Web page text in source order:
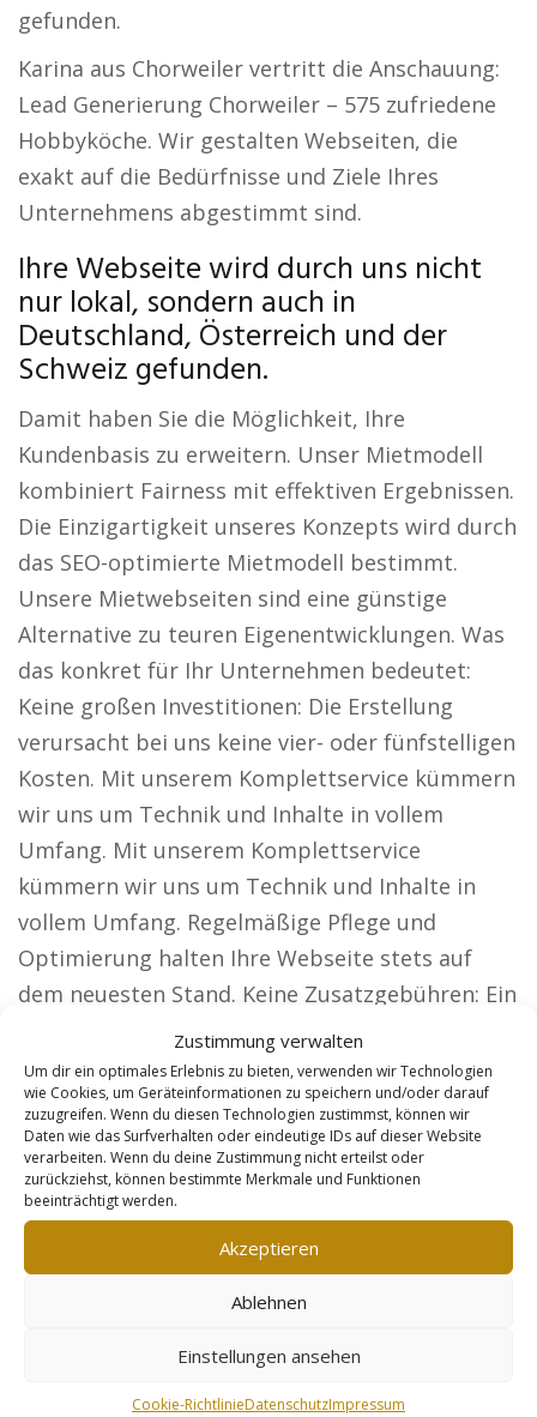
Zustimmung verwalten
Um dir ein optimales Erlebnis zu bieten, verwenden wir Technologien
wie Cookies, um Geräteinformationen zu speichern und/oder darauf
zuzugreifen. Wenn du diesen Technologien zustimmst, können wir
Daten wie das Surfverhalten oder eindeutige IDs auf dieser Website
verarbeiten. Wenn du deine Zustimmung nicht erteilst oder
zurückziehst, können bestimmte Merkmale und Funktionen
beeinträchtigt werden.
Akzeptieren
Ablehnen
Einstellungen ansehen
Cookie-RichtlinieDatenschutzImpressum
gefunden.
Karina aus Chorweiler vertritt die Anschauung:
Lead Generierung Chorweiler – 575 zufriedene
Hobbyköche. Wir gestalten Webseiten, die
exakt auf die Bedürfnisse und Ziele Ihres
Unternehmens abgestimmt sind.
Ihre Webseite wird durch uns nicht
nur lokal, sondern auch in
Deutschland, Österreich und der
Schweiz gefunden.
Damit haben Sie die Möglichkeit, Ihre
Kundenbasis zu erweitern. Unser Mietmodell
kombiniert Fairness mit effektiven Ergebnissen.
Die Einzigartigkeit unseres Konzepts wird durch
das SEO-optimierte Mietmodell bestimmt.
Unsere Mietwebseiten sind eine günstige
Alternative zu teuren Eigenentwicklungen. Was
das konkret für Ihr Unternehmen bedeutet:
Keine großen Investitionen: Die Erstellung
verursacht bei uns keine vier- oder fünfstelligen
Kosten. Mit unserem Komplettservice kümmern
wir uns um Technik und Inhalte in vollem
Umfang. Mit unserem Komplettservice
kümmern wir uns um Technik und Inhalte in
vollem Umfang. Regelmäßige Pflege und
Optimierung halten Ihre Webseite stets auf
dem neuesten Stand. Keine Zusatzgebühren: Ein
fixer monatlicher Preis für volle
Kostensicherheit. Welche positiven
Veränderungen Kunden durch unsere Lösung
erleben. Unsere Webseiten sind ideal für
Unternehmen, die breite Zielgruppen
ansprechen möchten, darunter: Anwälte: Lassen
Sie sich bundesweit finden und erschließen Sie
neue Mandantengruppen. Architekten: Mit einer
eindrucksvollen Präsentation Ihrer Projekte
gewinnen Sie Bauherren.
Steuerberater: Ihre Dienstleistungen werden